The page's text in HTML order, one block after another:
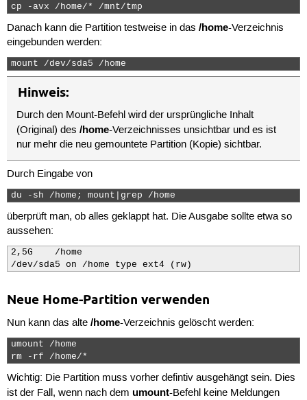
cp -avx /home/* /mnt/tmp
Danach kann die Partition testweise in das /home-Verzeichnis
eingebunden werden:
mount /dev/sda5 /home
Hinweis:
Durch den Mount-Befehl wird der ursprüngliche Inhalt
(Original) des/home-Verzeichnisses unsichtbar und es ist
nur mehr die neu gemountete Partition (Kopie) sichtbar.
Durch Eingabe von
du -sh /home; mount|grep /home
überprüft man, ob alles geklappt hat. Die Ausgabe sollte etwa so
aussehen:
2,5G    /home
/dev/sda5 on /home type ext4 (rw)
Neue Home-Partition verwenden
Nun kann das alte /home-Verzeichnis gelöscht werden:
umount /home
rm -rf /home/*
Wichtig: Die Partition muss vorher defintiv ausgehängt sein. Dies
ist der Fall, wenn nach dem umount-Befehl keine Meldungen